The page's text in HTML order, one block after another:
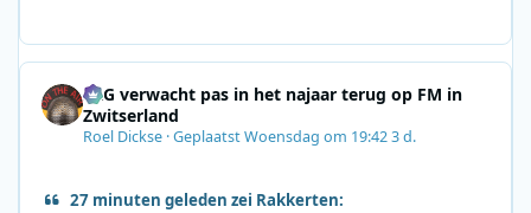
SRG verwacht pas in het najaar terug op FM in
Zwitserland
Roel Dickse ·GeplaatstWoensdag om 19:423 d.
27 minuten geleden zei Rakkerten: